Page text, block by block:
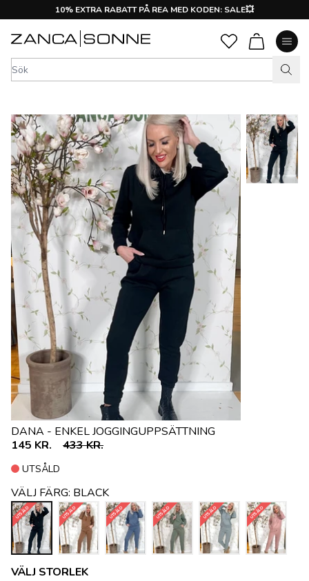
10% EXTRA RABATT PÅ REA MED KODEN: SALE💥
DANA - ENKEL JOGGINGUPPSÄTTNING
VÄLJ STORLEK
UTSÅLD
145 KR. 433 KR.
VÄLJ FÄRG: BLACK
UTSÅLD UTSÅLD UTSÅLD UTSÅLD UTSÅLD UTSÅLD